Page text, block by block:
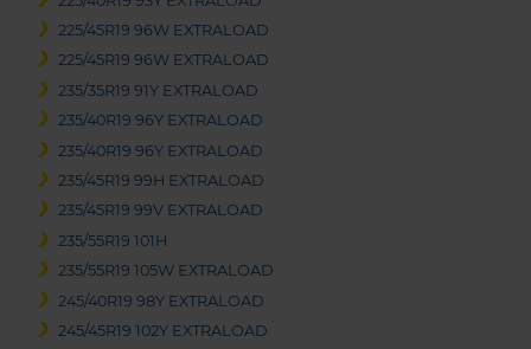
225/45R19 96W EXTRALOAD
225/45R19 96W EXTRALOAD
235/35R19 91Y EXTRALOAD
235/40R19 96Y EXTRALOAD
235/40R19 96Y EXTRALOAD
235/45R19 99H EXTRALOAD
235/45R19 99V EXTRALOAD
235/55R19 101H
235/55R19 105W EXTRALOAD
245/40R19 98Y EXTRALOAD
245/45R19 102Y EXTRALOAD